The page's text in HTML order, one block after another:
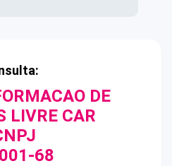
DE
LIVRE CAR
68